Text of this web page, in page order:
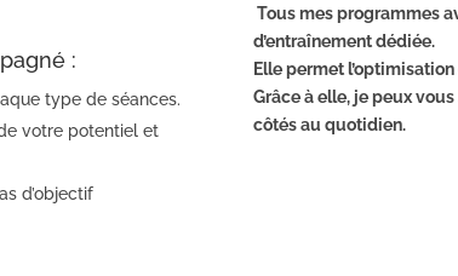
:
type de séances.
votre potentiel et
d’objectif
Tous mes programmes
d’entraînement dédiée.
Elle permet
Grâce à elle, je peux
côtés au quotidien.